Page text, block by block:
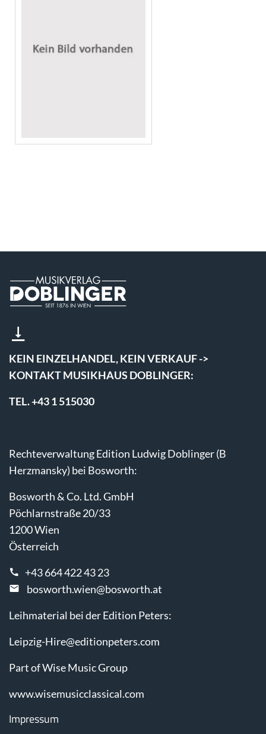
KEIN EINZELHANDEL, KEIN VERKAUF ->
KONTAKT MUSIKHAUS DOBLINGER:
TEL. +43 1 515030
Rechteverwaltung Edition Ludwig Doblinger (B
Herzmansky) bei Bosworth:
Bosworth & Co. Ltd. GmbH
Pöchlarnstraße 20/33
1200 Wien
Österreich
+43 664 422 43 23
bosworth.wien@bosworth.at
Leihmaterial bei der Edition Peters:
Leipzig-Hire@editionpeters.com
Part of Wise Music Group
www.wisemusicclassical.com
Impressum